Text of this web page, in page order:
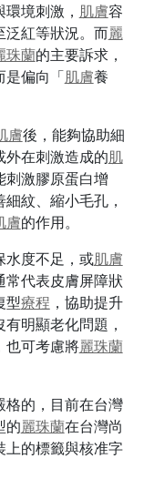
境刺激， 肌膚容
泛紅等狀況。而麗
珠蘭的主要訴求，
是偏向「肌膚養
膚後，能夠協助細
外在刺激造成的肌
刺激膠原蛋白增
紋、縮小毛孔，
膚的作用。
水度不足，或肌膚
代表皮膚屏障狀
型療程，協助提升
明顯老化問題，
也可考慮將麗珠蘭
格的，目前在台灣
的麗珠蘭在台灣尚
上的標籤與核准字